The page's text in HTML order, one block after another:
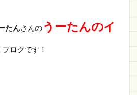
たんさんのうーたんのイ
ブログです！